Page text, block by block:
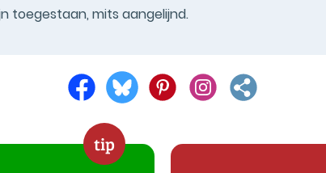
toegestaan, mits aangelijnd.
tip